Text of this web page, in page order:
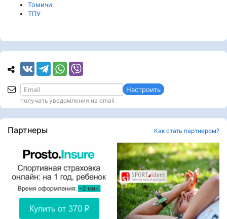
Томичи
ТПУ
Настроить
получать уведомления на email
Партнеры Как стать партнером?